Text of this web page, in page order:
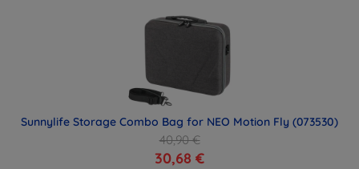
Sunnylife Storage Combo Bag for NEO Motion Fly (073530)
40,90 €
30,68 €